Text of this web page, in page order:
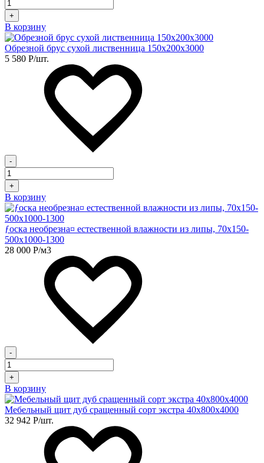
+
В корзину
Обрезной брус сухой лиственница 150х200х3000
5 580 Р/шт.
-
+
В корзину
ƒоска необрезна¤ естественной влажности из липы, 70х150-
500х1000-1300
28 000 Р/м3
-
+
В корзину
Мебельный щит дуб сращенный сорт экстра 40х800х4000
32 942 Р/шт.